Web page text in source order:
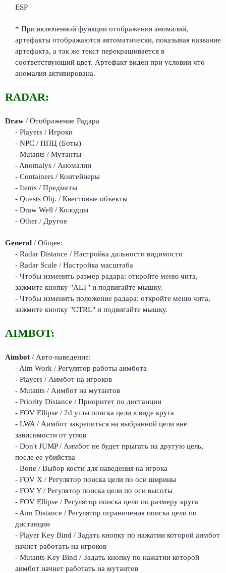
ESP
* При включенной функции отображения аномалий,
артефакты отображаются автоматически, показывая название
артефакта, а так же текст перекрашивается в
соответствующий цвет. Aртефакт виден при условии что
аномалия активирована.
RADAR:
Draw / Отображение Радара
- Players / Игроки
- NPC / НПЦ (Боты)
- Mutants / Мутанты
- Anomalys / Аномалии
- Containers / Контейнеры
- Items / Предметы
- Quests Obj. / Квестовые объекты
- Draw Well / Колодцы
- Other / Другое
General / Общее:
- Radar Distance / Настройка дальности видимости
- Radar Scale / Настройка масштаба
- Чтобы изменить размер радара: откройте меню чита,
зажмите кнопку "ALT" и подвигайте мышку.
- Чтобы изменить положение радара: откройте меню чита,
зажмите кнопку "CTRL" и подвигайте мышку.
AIMBOT:
Aimbot / Авто-наведение:
- Aim Work / Регулятор работы аимбота
- Players / Аимбот на игроков
- Mutants / Аимбот на мутантов
- Priority Distance / Приоритет по дистанции
- FOV Ellipse / 2d углы поиска цели в виде круга
- LWA / Аимбот закрепиться на выбранной цели вне
зависимости от углов
- Don't JUMP / Аимбот не будет прыгать на другую цель,
после ее убийства
- Bone / Выбор кости для наведения на игрока
- FOV X / Регулятор поиска цели по оси ширины
- FOV Y / Регулятор поиска цели по оси высоты
- FOV Ellipse / Регулятор поиска цели по размеру круга
- Aim Distance / Регулятор ограничения поиска цели по
дистанции
- Player Key Bind / Задать кнопку по нажатии которой аимбот
начнет работать на игроков
- Mutants Key Bind / Задать кнопку по нажатии которой
аимбот начнет работать на мутантов